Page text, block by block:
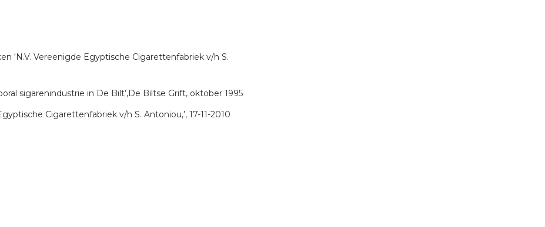
‘N.V. Vereenigde Egyptische Cigarettenfabriek v/h S.
sigarenindustrie in De Bilt’,De Biltse Grift, oktober 1995
Cigarettenfabriek v/h S. Antoniou,’, 17-11-2010